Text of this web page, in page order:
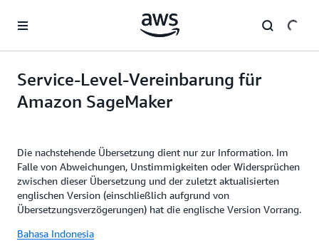
Überspringen zum Hauptinhalt
Service-Level-Vereinbarung für
Amazon SageMaker
Die nachstehende Übersetzung dient nur zur Information. Im
Falle von Abweichungen, Unstimmigkeiten oder Widersprüchen
zwischen dieser Übersetzung und der zuletzt aktualisierten
englischen Version (einschließlich aufgrund von
Übersetzungsverzögerungen) hat die englische Version Vorrang.
Bahasa Indonesia